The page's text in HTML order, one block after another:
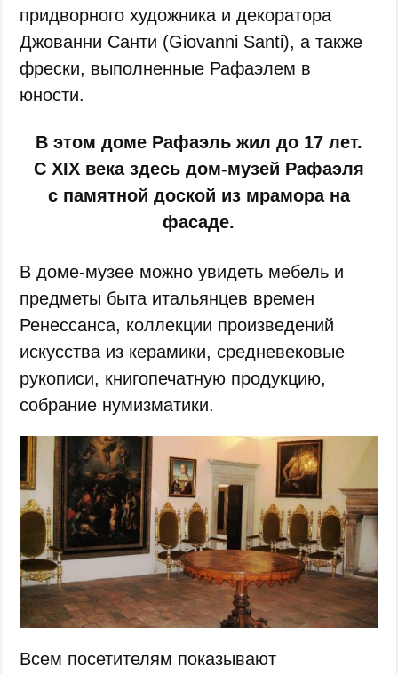
придворного художника и декоратора
Джованни Санти (Giovanni Santi), а также
фрески, выполненные Рафаэлем в
юности.
В этом доме Рафаэль жил до 17 лет.
С XIX века здесь дом-музей Рафаэля
с памятной доской из мрамора на
фасаде.
В доме-музее можно увидеть мебель и
предметы быта итальянцев времен
Ренессанса, коллекции произведений
искусства из керамики, средневековые
рукописи, книгопечатную продукцию,
собрание нумизматики.
Всем посетителям показывают